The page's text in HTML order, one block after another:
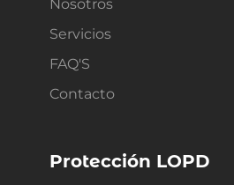
Nosotros
Servicios
FAQ'S
Contacto
Protección LOPD